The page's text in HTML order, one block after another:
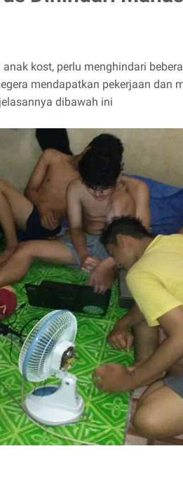
kost, perlu menghindari
mendapatkan pekerjaan
dibawah ini